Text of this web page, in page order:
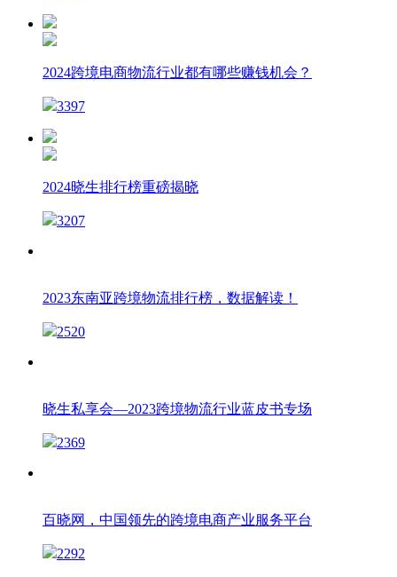
2024跨境电商物流行业都有哪些赚钱机会？
3397
2024晓生排行榜重磅揭晓
3207
2023东南亚跨境物流排行榜，数据解读！
2520
晓生私享会—2023跨境物流行业蓝皮书专场
2369
百晓网，中国领先的跨境电商产业服务平台
2292